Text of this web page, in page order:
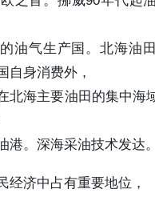
油气生产国。北海油田
自身消费外，
北海主要油田的集中海
港。深海采油技术发达。
经济中占有重要地位，